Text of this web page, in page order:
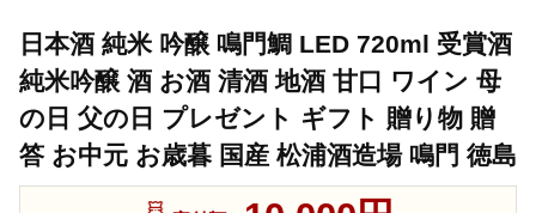
日本酒 純米 吟醸 鳴門鯛 LED 720ml 受賞酒
純米吟醸 酒 お酒 清酒 地酒 甘口 ワイン 母
の日 父の日 プレゼント ギフト 贈り物 贈
答 お中元 お歳暮 国産 松浦酒造場 鳴門 徳島